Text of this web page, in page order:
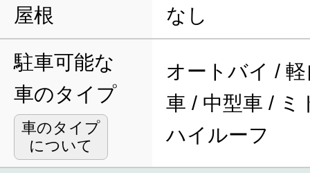
屋根 なし
駐車可能な
車のタイプ
車のタイプ
について
オートバイ /
車 / 中型車 / ミ
ハイルーフ